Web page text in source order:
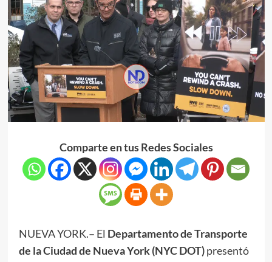
Comparte en tus Redes Sociales
NUEVA YORK.– El Departamento de Transporte
de la Ciudad de Nueva York (NYC DOT)presentó